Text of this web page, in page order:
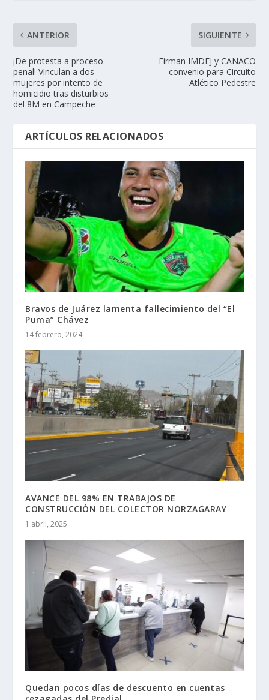
ANTERIOR
¡De protesta a proceso
penal! Vinculan a dos
mujeres por intento de
homicidio tras disturbios
del 8M en Campeche
SIGUIENTE
Firman IMDEJ y CANACO
convenio para Circuito
Atlético Pedestre
ARTÍCULOS RELACIONADOS
Bravos de Juárez lamenta fallecimiento del “El
Puma” Chávez
14 febrero, 2024
AVANCE DEL 98% EN TRABAJOS DE
CONSTRUCCIÓN DEL COLECTOR NORZAGARAY
1 abril, 2025
Quedan pocos días de descuento en cuentas